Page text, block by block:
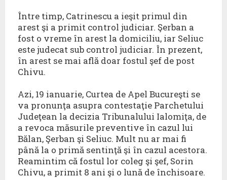
Între timp, Catrinescu a ieşit primul din
arest şi a primit control judiciar. Şerban a
fost o vreme în arest la domiciliu, iar Seliuc
este judecat sub control judiciar. În prezent,
în arest se mai află doar fostul şef de post
Chivu.
Azi, 19 ianuarie, Curtea de Apel Bucureşti se
va pronunţa asupra contestaţie Parchetului
Judeţean la decizia Tribunalului Ialomiţa, de
a revoca măsurile preventive în cazul lui
Bălan, Şerban şi Seliuc. Mult nu ar mai fi
până la o primă sentinţă şi în cazul acestora.
Reamintim că fostul lor coleg şi şef, Sorin
Chivu, a primit 8 ani şi o lună de închisoare.